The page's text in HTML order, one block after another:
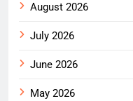
August 2026
July 2026
June 2026
May 2026